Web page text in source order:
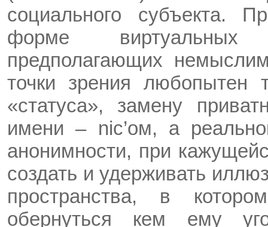
социального субъекта.
форме виртуальных
предполагающих
точки зрения любопытен
«статуса», замену
имени – nic’ом, а
анонимности, при
создать и удерживать
пространства, в
обернуться кем ему